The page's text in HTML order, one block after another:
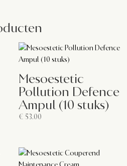
Mesoestetic
Pollution Defence
Ampul (10 stuks)
€ 53.00